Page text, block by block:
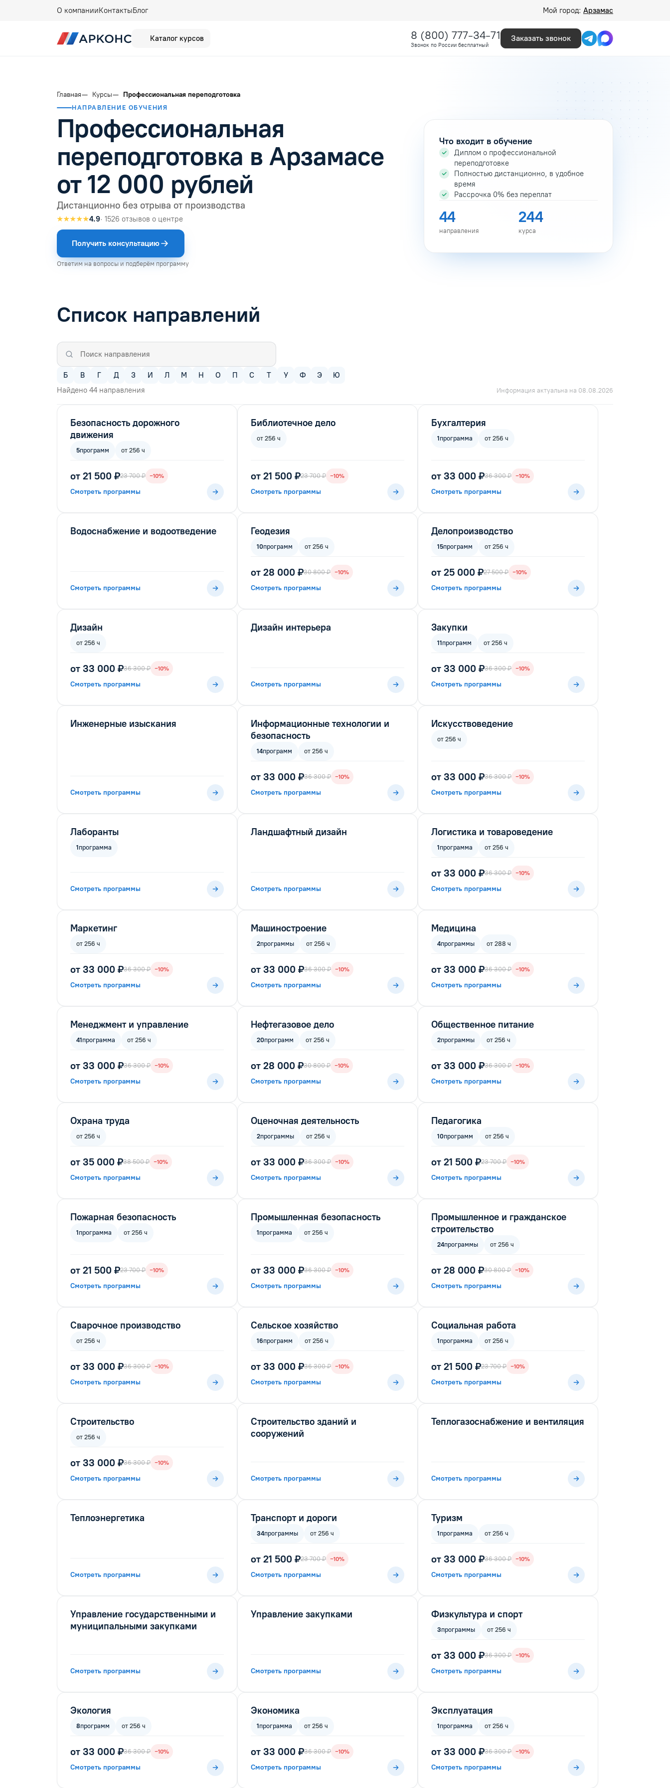
О компанииКонтактыБлог Мой город: Арзамас
Каталог курсов 8 (800) 777-34-71
Звонок по России бесплатный
Заказать звонок
Главная Курсы Профессиональная переподготовка
НАПРАВЛЕНИЕ ОБУЧЕНИЯ
Профессиональная
переподготовка в Арзамасе
от 12 000 рублей
Дистанционно без отрыва от производства
★★★★★4.9· 1526 отзывов о центре
Получить консультацию
Ответим на вопросы и подберём программу
Что входит в обучение
Диплом о профессиональной
переподготовке
Полностью дистанционно, в удобное
время
Рассрочка 0% без переплат
44
направления
244
курса
Список направлений
Б В Г Д З И Л М Н О П С Т У Ф Э
Ю
Найдено 44 направления Информация актуальна на 08.08.2026
Безопасность дорожного
движения
5программ от 256 ч
от 21 500 ₽23 700 ₽ −10%
Смотреть программы
Библиотечное дело
от 256 ч
от 21 500 ₽23 700 ₽ −10%
Смотреть программы
Бухгалтерия
1программа от 256 ч
от 33 000 ₽36 300 ₽ −10%
Смотреть программы
Водоснабжение и водоотведение
Смотреть программы
Геодезия
10программ от 256 ч
от 28 000 ₽30 800 ₽ −10%
Смотреть программы
Делопроизводство
15программ от 256 ч
от 25 000 ₽27 500 ₽ −10%
Смотреть программы
Дизайн
от 256 ч
от 33 000 ₽36 300 ₽ −10%
Смотреть программы
Дизайн интерьера
Смотреть программы
Закупки
11программ от 256 ч
от 33 000 ₽36 300 ₽ −10%
Смотреть программы
Инженерные изыскания
Смотреть программы
Информационные технологии и
безопасность
14программ от 256 ч
от 33 000 ₽36 300 ₽ −10%
Смотреть программы
Искусствоведение
от 256 ч
от 33 000 ₽36 300 ₽ −10%
Смотреть программы
Лаборанты
1программа
Смотреть программы
Ландшафтный дизайн
Смотреть программы
Логистика и товароведение
1программа от 256 ч
от 33 000 ₽36 300 ₽ −10%
Смотреть программы
Маркетинг
от 256 ч
от 33 000 ₽36 300 ₽ −10%
Смотреть программы
Машиностроение
2программы от 256 ч
от 33 000 ₽36 300 ₽ −10%
Смотреть программы
Медицина
4программы от 288 ч
от 33 000 ₽36 300 ₽ −10%
Смотреть программы
Менеджмент и управление
41программа от 256 ч
от 33 000 ₽36 300 ₽ −10%
Смотреть программы
Нефтегазовое дело
20программ от 256 ч
от 28 000 ₽30 800 ₽ −10%
Смотреть программы
Общественное питание
2программы от 256 ч
от 33 000 ₽36 300 ₽ −10%
Смотреть программы
Охрана труда
от 256 ч
от 35 000 ₽38 500 ₽ −10%
Смотреть программы
Оценочная деятельность
2программы от 256 ч
от 33 000 ₽36 300 ₽ −10%
Смотреть программы
Педагогика
10программ от 256 ч
от 21 500 ₽23 700 ₽ −10%
Смотреть программы
Пожарная безопасность
1программа от 256 ч
от 21 500 ₽23 700 ₽ −10%
Смотреть программы
Промышленная безопасность
1программа от 256 ч
от 33 000 ₽36 300 ₽ −10%
Смотреть программы
Промышленное и гражданское
строительство
24программы от 256 ч
от 28 000 ₽30 800 ₽ −10%
Смотреть программы
Сварочное производство
от 256 ч
от 33 000 ₽36 300 ₽ −10%
Смотреть программы
Сельское хозяйство
16программ от 256 ч
от 33 000 ₽36 300 ₽ −10%
Смотреть программы
Социальная работа
1программа от 256 ч
от 21 500 ₽23 700 ₽ −10%
Смотреть программы
Строительство
от 256 ч
от 33 000 ₽36 300 ₽ −10%
Смотреть программы
Строительство зданий и
сооружений
Смотреть программы
Теплогазоснабжение и вентиляция
Смотреть программы
Теплоэнергетика
Смотреть программы
Транспорт и дороги
34программы от 256 ч
от 21 500 ₽23 700 ₽ −10%
Смотреть программы
Туризм
1программа от 256 ч
от 33 000 ₽36 300 ₽ −10%
Смотреть программы
Управление государственными и
муниципальными закупками
Смотреть программы
Управление закупками
Смотреть программы
Физкультура и спорт
3программы от 256 ч
от 33 000 ₽36 300 ₽ −10%
Смотреть программы
Экология
8программ от 256 ч
от 33 000 ₽36 300 ₽ −10%
Смотреть программы
Экономика
1программа от 256 ч
от 33 000 ₽36 300 ₽ −10%
Смотреть программы
Эксплуатация
1программа от 256 ч
от 33 000 ₽36 300 ₽ −10%
Смотреть программы